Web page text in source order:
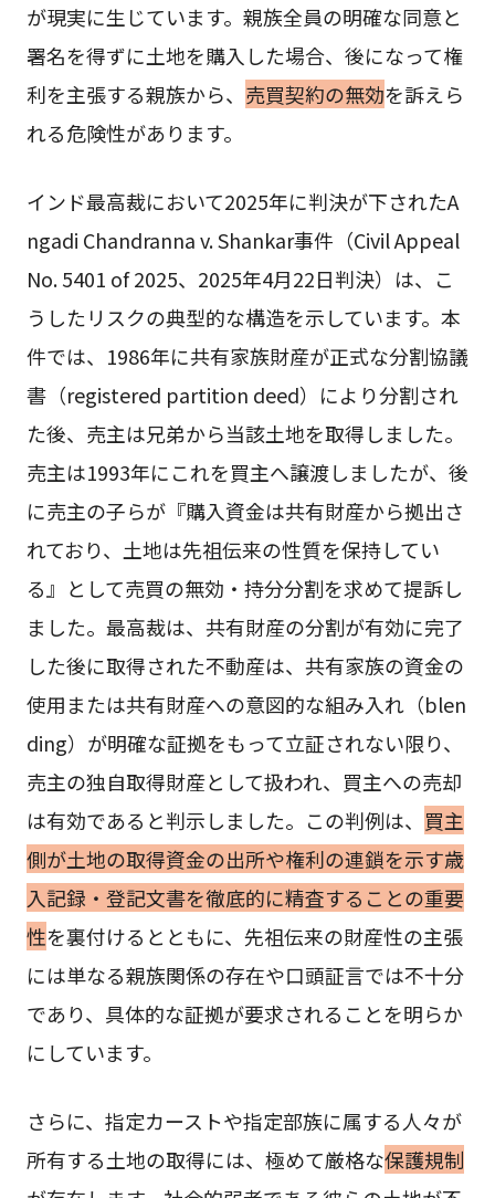
が現実に生じています。親族全員の明確な同意と
署名を得ずに土地を購入した場合、後になって権
利を主張する親族から、 売買契約の無効を訴えら
れる危険性があります。
インド最高裁において2025年に判決が下されたA
ngadi Chandranna v. Shankar事件（Civil Appeal
No. 5401 of 2025、2025年4月22日判決）は、こ
うしたリスクの典型的な構造を示しています。本
件では、1986年に共有家族財産が正式な分割協議
書（registered partition deed）により分割され
た後、売主は兄弟から当該土地を取得しました。
売主は1993年にこれを買主へ譲渡しましたが、後
に売主の子らが『購入資金は共有財産から拠出さ
れており、土地は先祖伝来の性質を保持してい
る』として売買の無効・持分分割を求めて提訴し
ました。最高裁は、共有財産の分割が有効に完了
した後に取得された不動産は、共有家族の資金の
使用または共有財産への意図的な組み入れ（blen
ding）が明確な証拠をもって立証されない限り、
売主の独自取得財産として扱われ、買主への売却
は有効であると判示しました。この判例は、 買主
側が土地の取得資金の出所や権利の連鎖を示す歳
入記録・登記文書を徹底的に精査することの重要
性を裏付けるとともに、先祖伝来の財産性の主張
には単なる親族関係の存在や口頭証言では不十分
であり、具体的な証拠が要求されることを明らか
にしています。
さらに、指定カーストや指定部族に属する人々が
所有する土地の取得には、極めて厳格な保護規制